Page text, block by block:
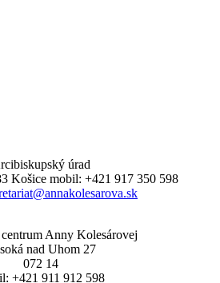
úrad
Košice mobil: +421 917 350 598
centrum Anny Kolesárovej
nad Uhom 27
072 14
+421 911 912 598